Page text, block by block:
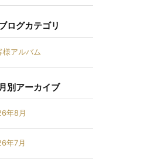
ログカテゴリ
様アルバム
月別アーカイブ
年8月
年7月